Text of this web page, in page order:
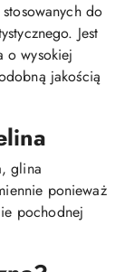
do
Jest
o wysokiej
jakością
glina
ponieważ
pochodnej